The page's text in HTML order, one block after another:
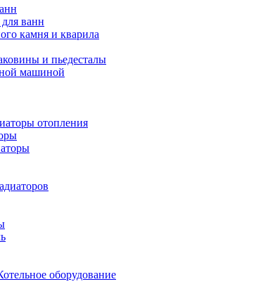
ванн
камня и кварила
и пьедесталы
машиной
отопления
оборудование